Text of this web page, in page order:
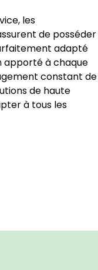
les
de posséder
adapté
apporté à chaque
constant de
de haute
à tous les